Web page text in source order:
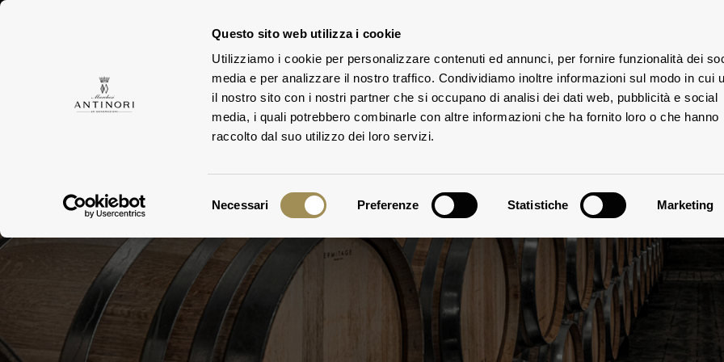
Questo sito web utilizza i cookie
Utilizziamo i cookie per personalizzare contenuti ed annunci, per fornire funzionalità dei
media e per analizzare il nostro traffico. Condividiamo inoltre informazioni sul modo in cui
il nostro sito con i nostri partner che si occupano di analisi dei dati web, pubblicità e social
media, i quali potrebbero combinarle con altre informazioni che ha fornito loro o che hanno
raccolto dal suo utilizzo dei loro servizi.
Necessari Preferenze Statistiche Marketing
TENUTE
Visite in cantina